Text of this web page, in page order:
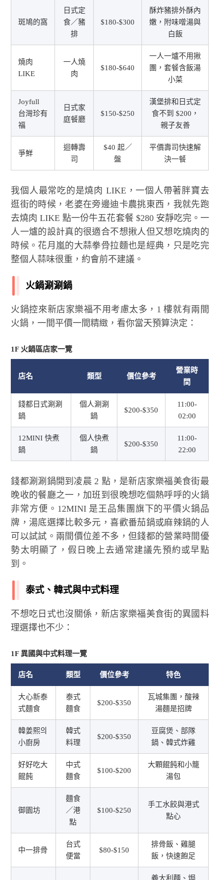
斑鳩的窩
日式定
食／豬
排
$180-$300
酥炸豬排外酥內
嫩，附味噌湯與
白飯
燒肉
LIKE
一人燒
肉
$180-$640
一人一爐不用揪
團，套餐含飯湯
小菜
Joyfull
台灣珍有
福
日式家
庭餐廳
$150-$250
漢堡排和日式定
食不到 $200，
親子友善
爭鮮
迴轉壽
司
$40 起／
盤
平價壽司快速解
決一餐
我個人最常吃的是燒肉 LIKE，一個人帶著胖寶去
逛街的時候，老婆在旁邊迪卡農挑東西，我就先跑
去燒肉 LIKE 點一份牛五花套餐 $280 安靜吃完。一
人一爐的設計真的很適合不想揪人但又想吃燒肉的
時候。花月嵐的大蒜拳骨拉麵也是經典，只是吃完
整個人蒜味很重，約會前不建議。
火鍋涮涮鍋
火鍋控來新店家樂福不用考慮太多，1 樓就有兩間
火鍋，一間平價一間精緻，看你當天預算決定：
1F 火鍋區店家一覽
店名 類型 價位參考
營業時
間
錢都日式涮涮
鍋
個人涮涮
鍋
$200-$350
11:00-
02:00
12MINI 快煮
鍋
個人快煮
鍋
$200-$350
11:00-
22:00
錢都涮涮鍋開到凌晨 2 點，是新店家樂福美食街最
晚收的餐廳之一，加班到很晚想吃個熱呼呼的火鍋
非常方便。12MINI 是王品集團旗下的平價火鍋品
牌，湯底選擇比較多元，喜歡番茄鍋或麻辣鍋的人
可以試試。兩間價位差不多，但錢都的營業時間優
勢太明顯了，假日晚上去通常建議先預約或早點
到。
泰式、韓式與中式料理
不想吃日式也沒關係，新店家樂福美食街的異國料
理選擇也不少：
1F 異國與中式料理一覽
店名 類型 價位參考 特色
大心新泰
式麵食
泰式
麵食
$200-$350
瓦城集團，酸辣
湯麵是招牌
韓姜熙의
小廚房
韓式
料理
$200-$350
豆腐煲、部隊
鍋、韓式炸雞
好好吃大
餛飩
中式
麵食
$100-$200
大顆餛飩和小籠
湯包
御園坊
麵食
／港
點
$100-$250
手工水餃與港式
點心
中一排骨
台式
便當
$80-$150
排骨飯、雞腿
飯，快速飽足
義大利麵、焗